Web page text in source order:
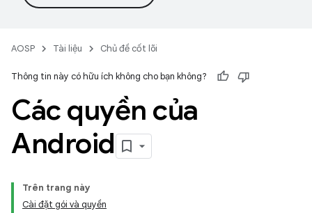
AOSP Tài liệu Chủ đề cốt lõi
Thông tin này có hữu ích không cho bạn không?
Các quyền của
Android
Trên trang này
Cài đặt gói và quyền